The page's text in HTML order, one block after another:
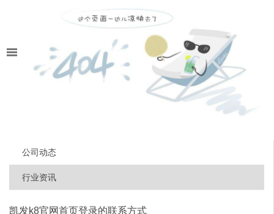
公司动态
行业资讯
凯发k8官网首页登录的联系方式